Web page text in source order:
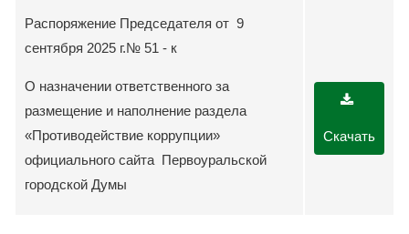
Распоряжение Председателя от 9
сентября 2025 г.№ 51 - к
О назначении ответственного за
размещение и наполнение раздела
«Противодействие коррупции»
официального сайта Первоуральской
городской Думы
Скачать